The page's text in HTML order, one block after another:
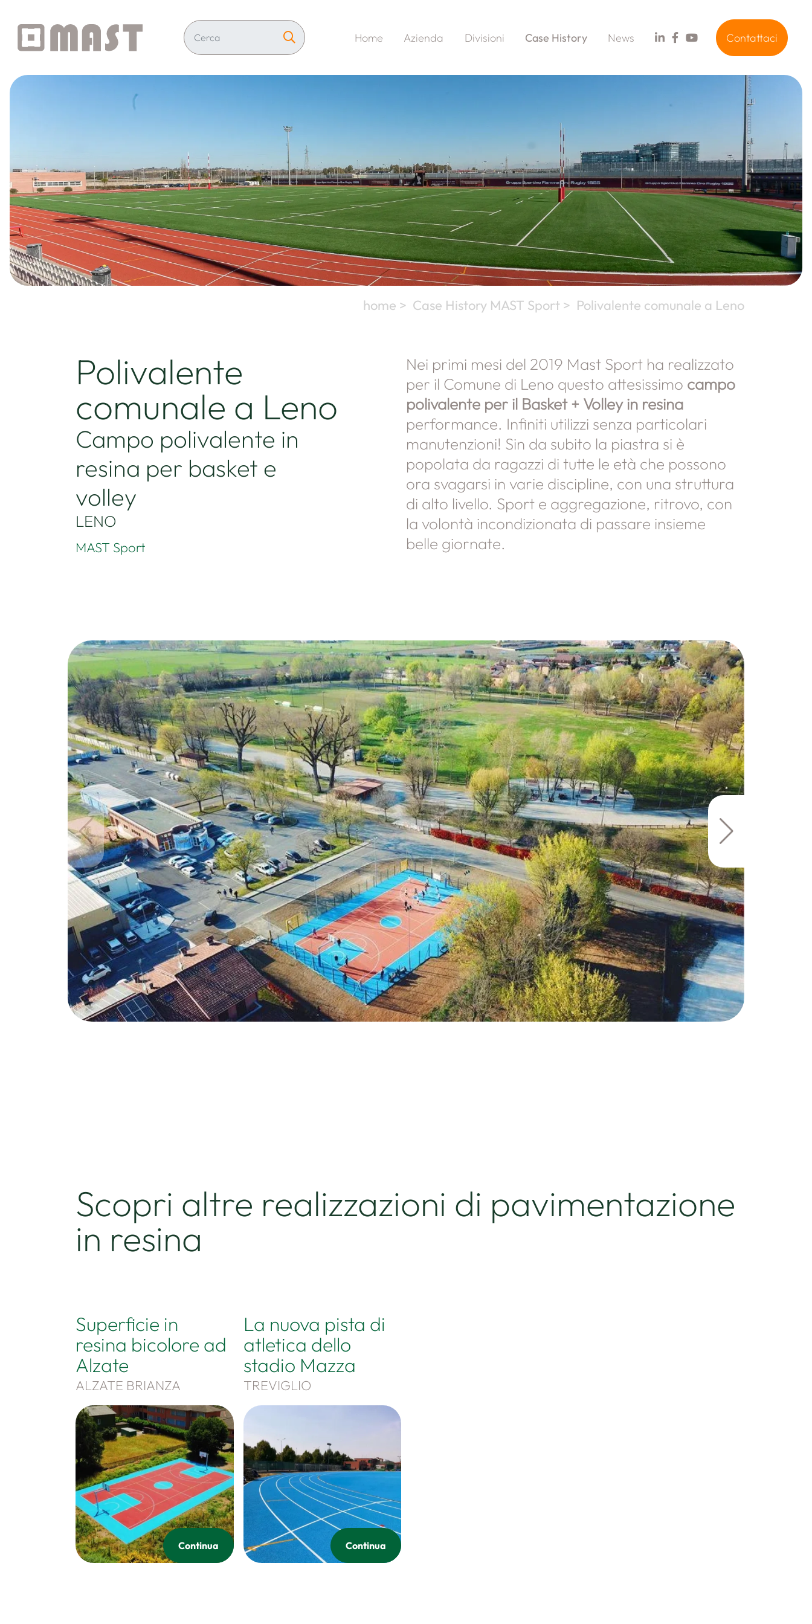
Home Azienda Divisioni Case History News Contattaci
home > Case History MAST Sport > Polivalente comunale a Leno
Polivalente
comunale a Leno
Campo polivalente in
resina per basket e
volley
LENO
MAST Sport
Nei primi mesi del 2019 Mast Sport ha realizzato
per il Comune di Leno questo attesissimo campo
polivalente per il Basket + Volley in resina
performance. Infiniti utilizzi senza particolari
manutenzioni! Sin da subito la piastra si è
popolata da ragazzi di tutte le età che possono
ora svagarsi in varie discipline, con una struttura
di alto livello. Sport e aggregazione, ritrovo, con
la volontà incondizionata di passare insieme
belle giornate.
Scopri altre realizzazioni di pavimentazione
in resina
Superficie in
resina bicolore ad
Alzate
ALZATE BRIANZA
Continua
La nuova pista di
atletica dello
stadio Mazza
TREVIGLIO
Continua